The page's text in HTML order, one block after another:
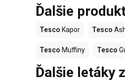
Ďalšie
Tesco Kapor Tesco
Tesco Muffiny Tesco
Ďalšie letáky